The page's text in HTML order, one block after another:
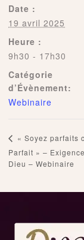
Date :
19 avril 2025
Heure :
9h30 - 17h30
Catégorie
d’Évènement:
Webinaire
« Soyez parfaits
Parfait » –
Dieu – Webinaire